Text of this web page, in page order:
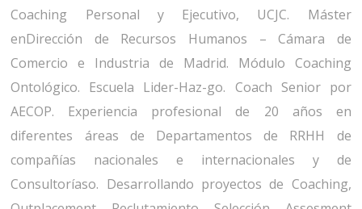
Coaching Personal y Ejecutivo, UCJC. Máster
enDirección de Recursos Humanos – Cámara de
Comercio e Industria de Madrid. Módulo Coaching
Ontológico. Escuela Lider-Haz-go. Coach Senior por
AECOP. Experiencia profesional de 20 años en
diferentes áreas de Departamentos de RRHH de
compañías nacionales e internacionales y de
Consultoríaso. Desarrollando proyectos de Coaching,